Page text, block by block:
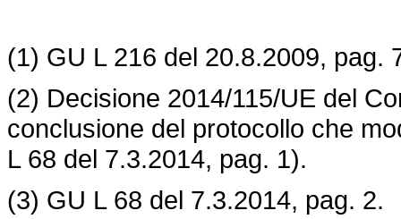
(1) GU L 216 del 20.8.2009, pag.
(2) Decisione 2014/115/UE del
conclusione del protocollo che
L 68 del 7.3.2014, pag. 1).
(3) GU L 68 del 7.3.2014, pag. 2.